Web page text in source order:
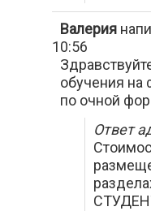
Валерия
10:56
обучения на
по очной
Ответ